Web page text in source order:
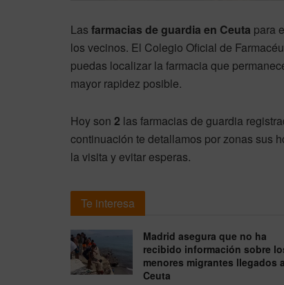
Las farmacias de guardia en Ceuta para
los vecinos. El Colegio Oficial de
puedas localizar la farmacia que
mayor rapidez posible.
Hoy son 2 las farmacias de guardia
continuación te detallamos por zonas sus
la visita y evitar esperas.
Te interesa
Madrid asegura que no ha
recibido información sobre
menores migrantes llegados a
Ceuta